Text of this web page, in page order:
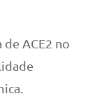
ACE2 no